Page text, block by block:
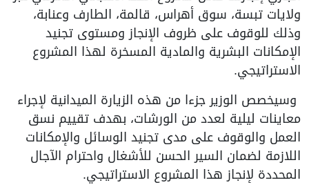
ولايات تبسة، سوق أهراس، قالمة، الطارف وعنابة،
وذلك للوقوف على ظروف الإنجاز ومستوى تجنيد
الإمكانات البشرية والمادية المسخرة لهذا المشروع
الاستراتيجي.
وسيخصص الوزير جزءا من هذه الزيارة الميدانية لإجراء
معاينات ليلية لعدد من الورشات، بهدف تقييم نسق
العمل والوقوف على مدى تجنيد الوسائل والإمكانات
اللازمة لضمان السير الحسن للأشغال واحترام الآجال
المحددة لإنجاز هذا المشروع الاستراتيجي.